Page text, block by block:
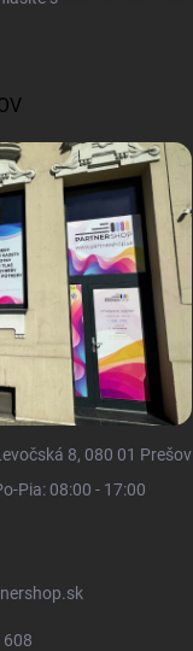
8, 080 01 Prešov
Pia: 08:00 - 17:00
608